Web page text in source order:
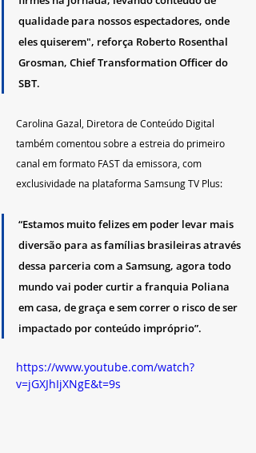
qualidade para nossos espectadores, onde
eles quiserem", reforça Roberto Rosenthal
Grosman, Chief Transformation Officer do
SBT.
Carolina Gazal, Diretora de Conteúdo Digital
também comentou sobre a estreia do primeiro
canal em formato FAST da emissora, com
exclusividade na plataforma Samsung TV Plus:
“Estamos muito felizes em poder levar mais
diversão para as famílias brasileiras através
dessa parceria com a Samsung, agora todo
mundo vai poder curtir a franquia Poliana
em casa, de graça e sem correr o risco de ser
impactado por conteúdo impróprio”.
https://www.youtube.com/watch?
v=jGXJhIjXNgE&t=9s